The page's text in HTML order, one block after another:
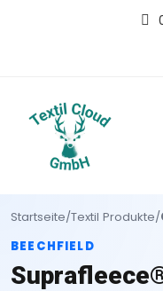
Startseite/Textil Produkte/
BEECHFIELD